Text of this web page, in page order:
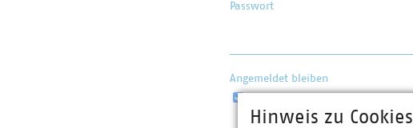
Passwort
Angemeldet bleiben
Hinweis zu Cookies